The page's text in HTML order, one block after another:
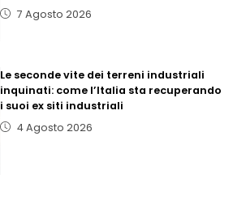
7 Agosto 2026
Le seconde vite dei terreni industriali
inquinati: come l’Italia sta recuperando
i suoi ex siti industriali
4 Agosto 2026